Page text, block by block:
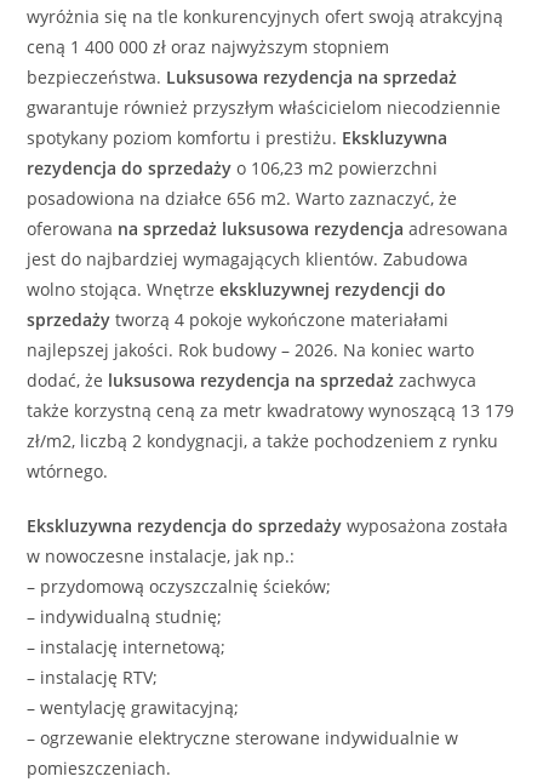
wyróżnia się na tle konkurencyjnych ofert swoją atrakcyjną
ceną 1 400 000 zł oraz najwyższym stopniem
bezpieczeństwa. Luksusowa rezydencja na sprzedaż
gwarantuje również przyszłym właścicielom niecodziennie
spotykany poziom komfortu i prestiżu. Ekskluzywna
rezydencja do sprzedaży o 106,23 m2 powierzchni
posadowiona na działce 656 m2. Warto zaznaczyć, że
oferowana na sprzedaż luksusowa rezydencja adresowana
jest do najbardziej wymagających klientów. Zabudowa
wolno stojąca. Wnętrzeekskluzywnej rezydencji do
sprzedaży tworzą 4 pokoje wykończone materiałami
najlepszej jakości. Rok budowy – 2026. Na koniec warto
dodać, że luksusowa rezydencja na sprzedaż zachwyca
także korzystną ceną za metr kwadratowy wynoszącą 13 179
zł/m2, liczbą 2 kondygnacji, a także pochodzeniem z rynku
wtórnego.
Ekskluzywna rezydencja do sprzedaży wyposażona została
w nowoczesne instalacje, jak np.:
– przydomową oczyszczalnię ścieków;
– indywidualną studnię;
– instalację internetową;
– instalację RTV;
– wentylację grawitacyjną;
– ogrzewanie elektryczne sterowane indywidualnie w
pomieszczeniach.